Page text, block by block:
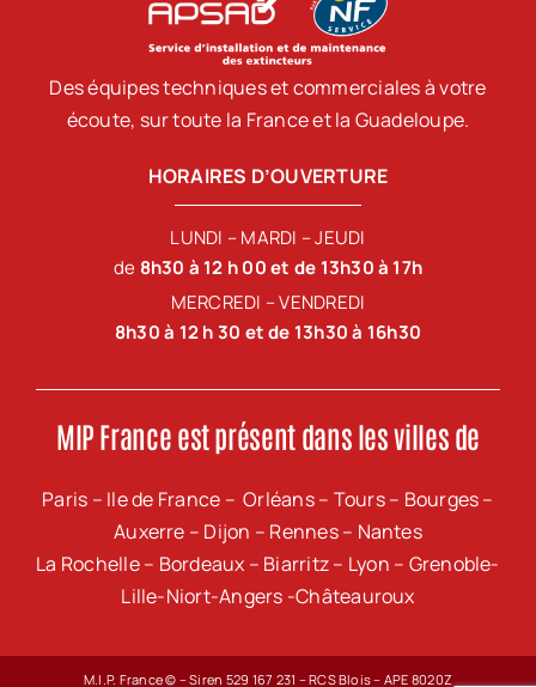
Des équipes techniques et commerciales à votre
écoute, sur toute la France et la Guadeloupe.
HORAIRES D’OUVERTURE
LUNDI – MARDI – JEUDI
de 8h30 à 12 h 00 et de 13h30 à 17h
MERCREDI – VENDREDI
8h30 à 12 h 30 et de 13h30 à 16h30
MIP France est présent dans les villes de
Paris – Ile de France – Orléans – Tours – Bourges –
Auxerre – Dijon – Rennes – Nantes
La Rochelle – Bordeaux – Biarritz – Lyon – Grenoble-
Lille-Niort-Angers -Châteauroux
M.I.P. France © – Siren 529 167 231 – RCS Blois – APE 8020Z